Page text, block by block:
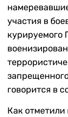
участия в
курируемого
говорится в
Как отметили